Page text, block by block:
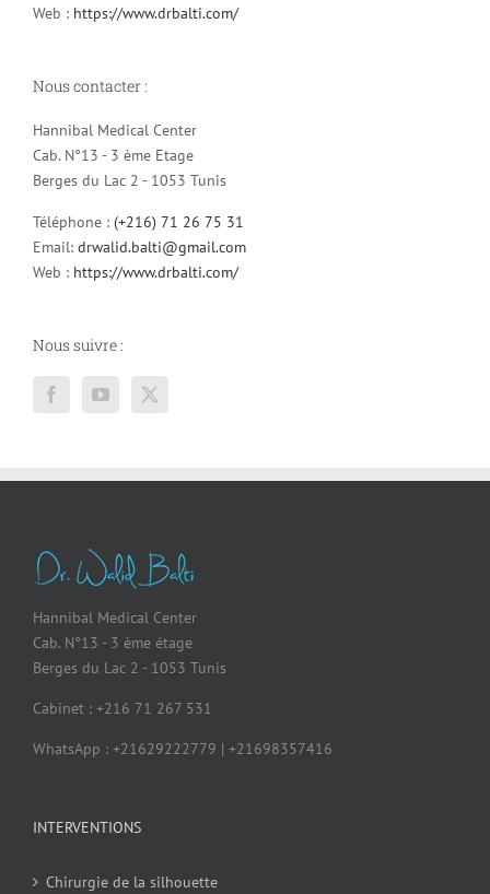
Web : https://www.drbalti.com/
Nous contacter :
Hannibal Medical Center
Cab. N°13 - 3 ème Etage
Berges du Lac 2 - 1053 Tunis
Téléphone : (+216) 71 26 75 31
Email: drwalid.balti@gmail.com
Web : https://www.drbalti.com/
Nous suivre :
Hannibal Medical Center
Cab. N°13 - 3 ème étage
Berges du Lac 2 - 1053 Tunis
Cabinet : +216 71 267 531
WhatsApp : +21629222779 | +21698357416
INTERVENTIONS
Chirurgie de la silhouette